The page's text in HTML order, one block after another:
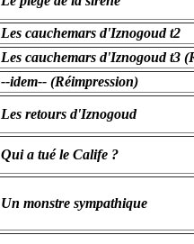
Les cauchemars d'Iznogoud t2
Les cauchemars d'Iznogoud t3
--idem-- (Réimpression)
Les retours d'Iznogoud
Qui a tué le Calife ?
Un monstre sympathique